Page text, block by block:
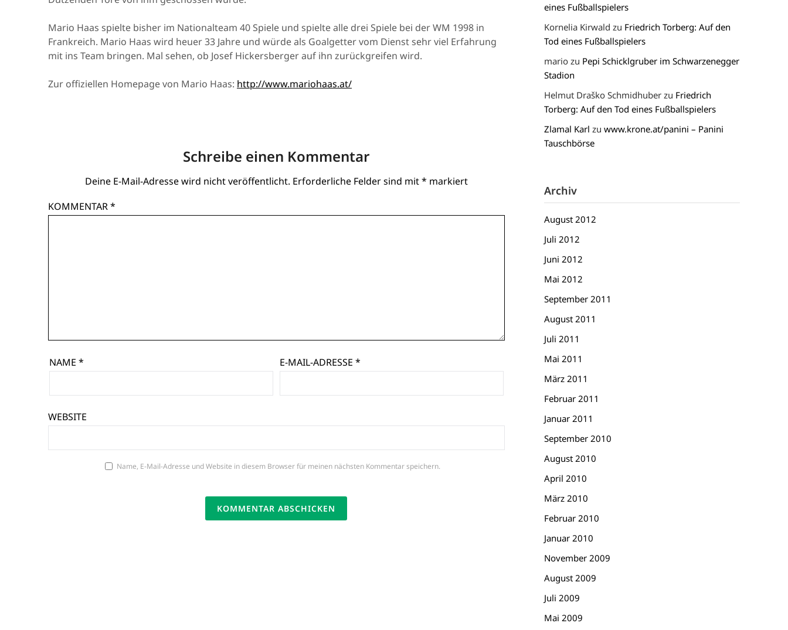
Mario Haas spielte bisher im Nationalteam 40 Spiele und spielte alle drei Spiele bei der WM 1998 in
Frankreich. Mario Haas wird heuer 33 Jahre und würde als Goalgetter vom Dienst sehr viel Erfahrung
mit ins Team bringen. Mal sehen, ob Josef Hickersberger auf ihn zurückgreifen wird.
Zur offiziellen Homepage von Mario Haas: http://www.mariohaas.at/
Schreibe einen Kommentar
Deine E-Mail-Adresse wird nicht veröffentlicht. Erforderliche Felder sind mit* markiert
KOMMENTAR*
NAME * E-MAIL-ADRESSE*
WEBSITE
Name, E-Mail-Adresse und Website in diesem Browser für meinen nächsten Kommentar speichern.
eines Fußballspielers
Kornelia Kirwald zu Friedrich Torberg: Auf den
Tod eines Fußballspielers
mariozu Pepi Schicklgruber im Schwarzenegger
Stadion
Helmut Draško Schmidhuberzu Friedrich
Torberg: Auf den Tod eines Fußballspielers
Zlamal Karl zu www.krone.at/panini – Panini
Tauschbörse
Archiv
August 2012
Juli 2012
Juni 2012
Mai 2012
September 2011
August 2011
Juli 2011
Mai 2011
März 2011
Februar 2011
Januar 2011
September 2010
August 2010
April 2010
März 2010
Februar 2010
Januar 2010
November 2009
August 2009
Juli 2009
Mai 2009